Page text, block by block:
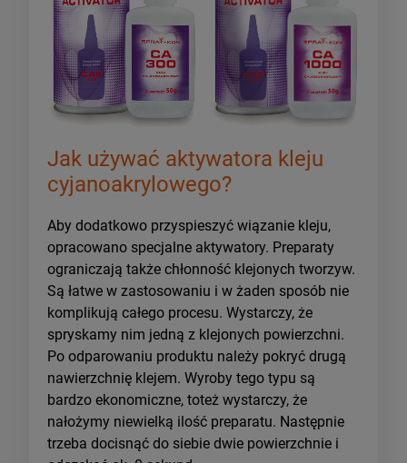
Jak używać aktywatora kleju
cyjanoakrylowego?
Aby dodatkowo przyspieszyć wiązanie kleju,
opracowano specjalne aktywatory. Preparaty
ograniczają także chłonność klejonych tworzyw.
Są łatwe w zastosowaniu i w żaden sposób nie
komplikują całego procesu. Wystarczy, że
spryskamy nim jedną z klejonych powierzchni.
Po odparowaniu produktu należy pokryć drugą
nawierzchnię klejem. Wyroby tego typu są
bardzo ekonomiczne, toteż wystarczy, że
nałożymy niewielką ilość preparatu. Następnie
trzeba docisnąć do siebie dwie powierzchnie i